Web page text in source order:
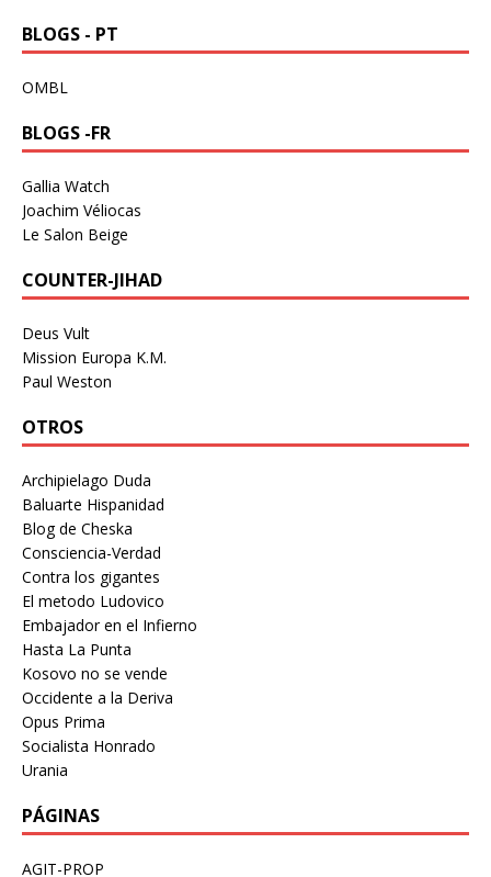
BLOGS - PT
OMBL
BLOGS -FR
Gallia Watch
Joachim Véliocas
Le Salon Beige
COUNTER-JIHAD
Deus Vult
Mission Europa K.M.
Paul Weston
OTROS
Archipielago Duda
Baluarte Hispanidad
Blog de Cheska
Consciencia-Verdad
Contra los gigantes
El metodo Ludovico
Embajador en el Infierno
Hasta La Punta
Kosovo no se vende
Occidente a la Deriva
Opus Prima
Socialista Honrado
Urania
PÁGINAS
AGIT-PROP